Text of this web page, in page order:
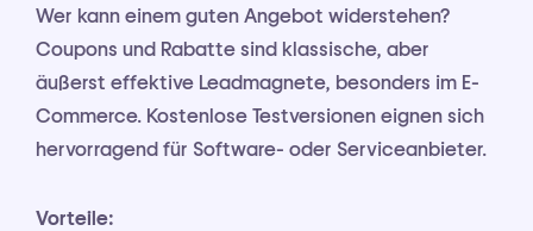
Wer kann einem guten Angebot widerstehen?
Coupons und Rabatte sind klassische, aber
äußerst effektive Leadmagnete, besonders im E-
Commerce. Kostenlose Testversionen eignen sich
hervorragend für Software- oder Serviceanbieter.
Vorteile: